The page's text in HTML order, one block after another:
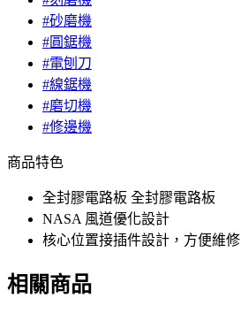
#砂磨機
#圓鋸機
#電刨刀
#線鋸機
#磨切機
#修邊機
商品特色
全封膠電路板 全封膠電路板
NASA 風道優化設計
核心位置接插件設計，方便維修
相關商品